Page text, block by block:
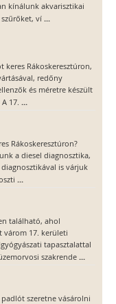
kínálunk akvarisztikai
ví ...
keres Rákoskeresztúron,
redőny
és méretre készült
17. ...
Rákoskeresztúron?
a diesel diagnosztika,
is várjuk
...
található, ahol
várom 17. kerületi
tapasztalattal
szakrende ...
szeretne vásárolni